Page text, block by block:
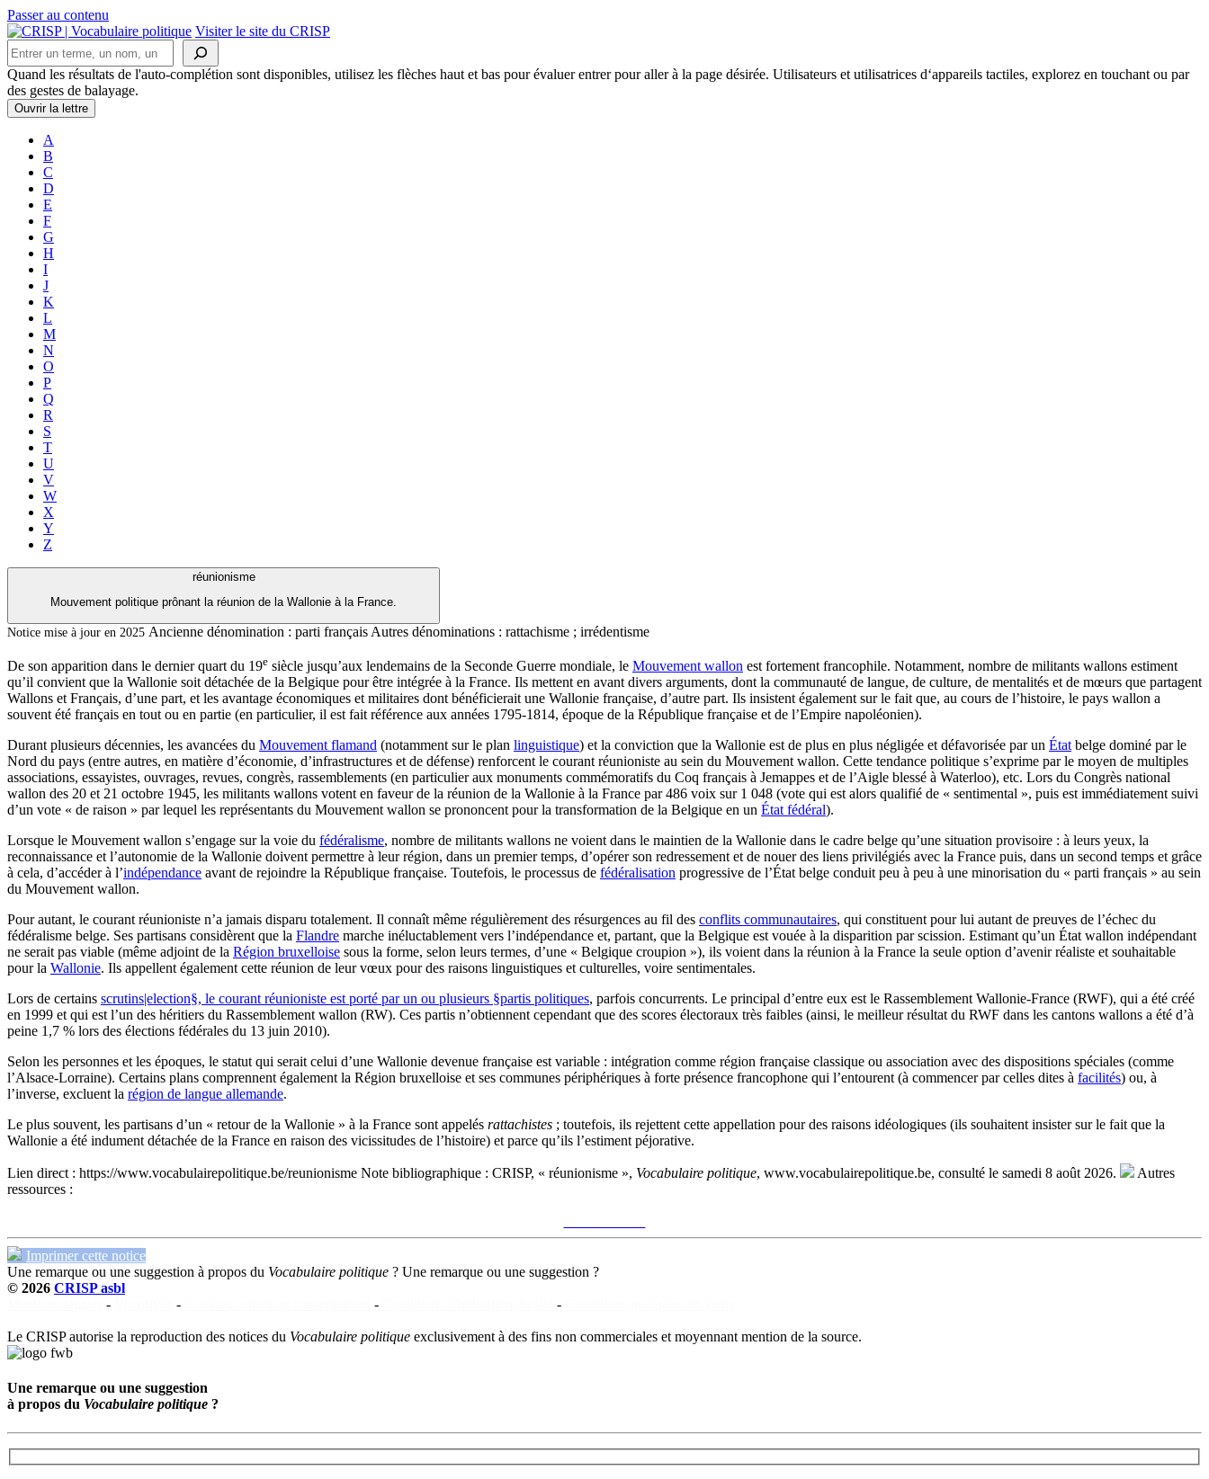
Passer au contenu
Navigation
principale
Visiter le site du CRISP
Rechercher
Quand les résultats de l'auto-complétion sont disponibles, utilisez les flèches haut et bas pour évaluer entrer pour aller à la page désirée. Utilisateurs et utilisatrices d‘appareils tactiles, explorez en touchant ou par
des gestes de balayage.
Ouvrir la lettre
A
B
C
D
E
F
G
H
I
J
K
L
M
N
O
P
Q
R
S
T
U
V
W
X
Y
Z
réunionisme
Mouvement politique prônant la réunion de la Wallonie à la France.
Notice mise à jour en 2025 Ancienne dénomination : parti français Autres dénominations : rattachisme ; irrédentisme
De son apparition dans le dernier quart du 19e siècle jusqu’aux lendemains de la Seconde Guerre mondiale, le Mouvement wallon est fortement francophile. Notamment, nombre de militants wallons estiment
qu’il convient que la Wallonie soit détachée de la Belgique pour être intégrée à la France. Ils mettent en avant divers arguments, dont la communauté de langue, de culture, de mentalités et de mœurs que partagent
Wallons et Français, d’une part, et les avantage économiques et militaires dont bénéficierait une Wallonie française, d’autre part. Ils insistent également sur le fait que, au cours de l’histoire, le pays wallon a
souvent été français en tout ou en partie (en particulier, il est fait référence aux années 1795-1814, époque de la République française et de l’Empire napoléonien).
Durant plusieurs décennies, les avancées du Mouvement flamand (notamment sur le plan linguistique) et la conviction que la Wallonie est de plus en plus négligée et défavorisée par un État belge dominé par le
Nord du pays (entre autres, en matière d’économie, d’infrastructures et de défense) renforcent le courant réunioniste au sein du Mouvement wallon. Cette tendance politique s’exprime par le moyen de multiples
associations, essayistes, ouvrages, revues, congrès, rassemblements (en particulier aux monuments commémoratifs du Coq français à Jemappes et de l’Aigle blessé à Waterloo), etc. Lors du Congrès national
wallon des 20 et 21 octobre 1945, les militants wallons votent en faveur de la réunion de la Wallonie à la France par 486 voix sur 1 048 (vote qui est alors qualifié de « sentimental », puis est immédiatement suivi
d’un vote « de raison » par lequel les représentants du Mouvement wallon se prononcent pour la transformation de la Belgique en un État fédéral).
Lorsque le Mouvement wallon s’engage sur la voie du fédéralisme, nombre de militants wallons ne voient dans le maintien de la Wallonie dans le cadre belge qu’une situation provisoire : à leurs yeux, la
reconnaissance et l’autonomie de la Wallonie doivent permettre à leur région, dans un premier temps, d’opérer son redressement et de nouer des liens privilégiés avec la France puis, dans un second temps et grâce
à cela, d’accéder à l’indépendance avant de rejoindre la République française. Toutefois, le processus de fédéralisation progressive de l’État belge conduit peu à peu à une minorisation du « parti français » au sein
du Mouvement wallon.
Pour autant, le courant réunioniste n’a jamais disparu totalement. Il connaît même régulièrement des résurgences au fil des conflits communautaires, qui constituent pour lui autant de preuves de l’échec du
fédéralisme belge. Ses partisans considèrent que la Flandre marche inéluctablement vers l’indépendance et, partant, que la Belgique est vouée à la disparition par scission. Estimant qu’un État wallon indépendant
ne serait pas viable (même adjoint de la Région bruxelloise sous la forme, selon leurs termes, d’une « Belgique croupion »), ils voient dans la réunion à la France la seule option d’avenir réaliste et souhaitable
pour la Wallonie. Ils appellent également cette réunion de leur vœux pour des raisons linguistiques et culturelles, voire sentimentales.
Lors de certains scrutins|election§, le courant réunioniste est porté par un ou plusieurs §partis politiques, parfois concurrents. Le principal d’entre eux est le Rassemblement Wallonie-France (RWF), qui a été créé
en 1999 et qui est l’un des héritiers du Rassemblement wallon (RW). Ces partis n’obtiennent cependant que des scores électoraux très faibles (ainsi, le meilleur résultat du RWF dans les cantons wallons a été d’à
peine 1,7 % lors des élections fédérales du 13 juin 2010).
Selon les personnes et les époques, le statut qui serait celui d’une Wallonie devenue française est variable : intégration comme région française classique ou association avec des dispositions spéciales (comme
l’Alsace-Lorraine). Certains plans comprennent également la Région bruxelloise et ses communes périphériques à forte présence francophone qui l’entourent (à commencer par celles dites à facilités) ou, à
l’inverse, excluent la région de langue allemande.
Le plus souvent, les partisans d’un « retour de la Wallonie » à la France sont appelés rattachistes ; toutefois, ils rejettent cette appellation pour des raisons idéologiques (ils souhaitent insister sur le fait que la
Wallonie a été indument détachée de la France en raison des vicissitudes de l’histoire) et parce qu’ils l’estiment péjorative.
Lien direct : https://www.vocabulairepolitique.be/reunionisme Note bibliographique : CRISP, « réunionisme », Vocabulaire politique, www.vocabulairepolitique.be, consulté le samedi 8 août 2026.
Autres
ressources :
Imprimer cette notice
Une remarque ou une suggestion à propos du Vocabulaire politique ? Une remarque ou une suggestion ?
© 2026 CRISP asbl
- - - -
Le CRISP autorise la reproduction des notices du Vocabulaire politique exclusivement à des fins non commerciales et moyennant mention de la source.
Une remarque ou une suggestion
à propos du Vocabulaire politique ?